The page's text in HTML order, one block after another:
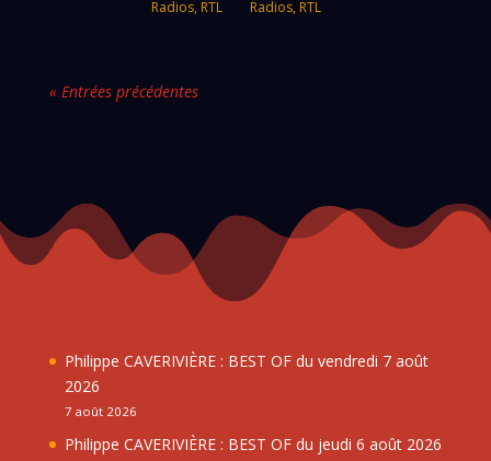
Radios, RTL
Radios, RTL
« Entrées précédentes
Philippe CAVERIVIÈRE : BEST OF du vendredi 7 août
2026
7 août 2026
Philippe CAVERIVIÈRE : BEST OF du jeudi 6 août 2026